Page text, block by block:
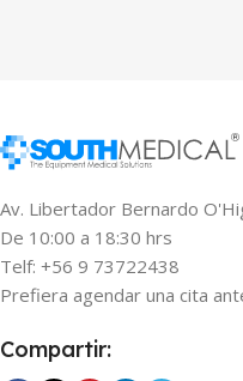
Av. Libertador Bernardo
De 10:00 a 18:30 hrs
Telf: +56 9 73722438
Prefiera agendar una cita
Compartir: